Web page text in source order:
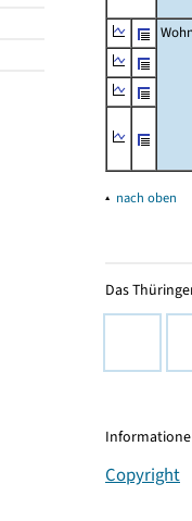
▴ nach oben
Das
Copyright